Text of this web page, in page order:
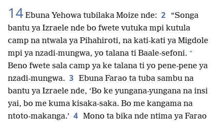
14 Ebuna Yehowa tubilaka Moize nde: 2
“Songa
bantu ya Izraele nde bo fwete vutuka mpi kutula
camp na ntwala ya Pihahiroti, na kati-kati ya Migdole
mpi ya nzadi-mungwa, yo talana ti Baale-sefoni. +
Beno fwete sala camp ya ke talana ti yo pene-pene ya
nzadi-mungwa. 3 Ebuna Farao ta tuba sambu na
bantu ya Izraele nde, ‘Bo ke yungana-yungana na insi
yai, bo me kuma kisaka-saka. Bo me kangama na
ntoto-makanga.’ 4 Mono ta bika nde ntima ya Farao